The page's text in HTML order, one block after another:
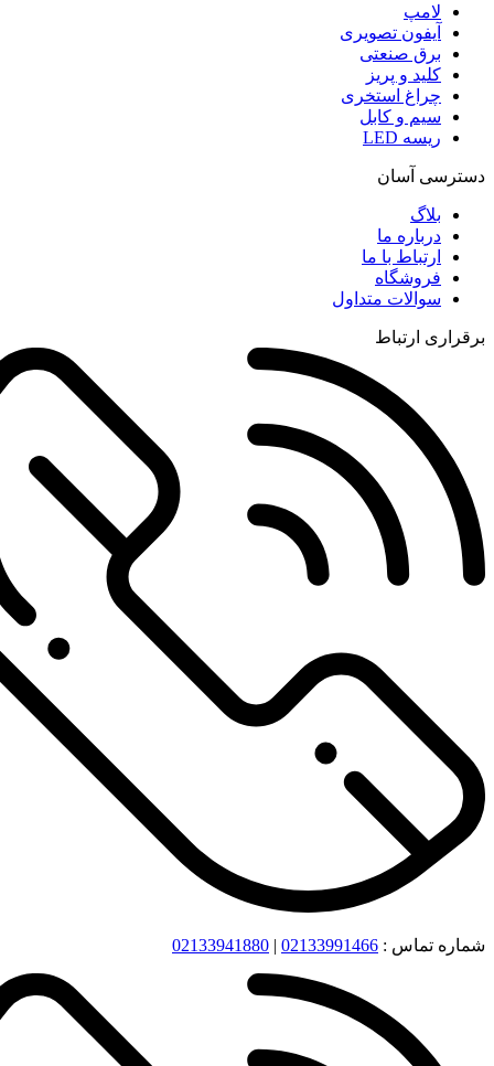
لامپ
آیفون تصویری
برق صنعتی
کلید و پریز
چراغ استخری
سیم و کابل
ریسه LED
دسترسی آسان
بلاگ
درباره ما
ارتباط با ما
فروشگاه
سوالات متداول
برقراری ارتباط
شماره تماس : 02133991466
|
02133941880